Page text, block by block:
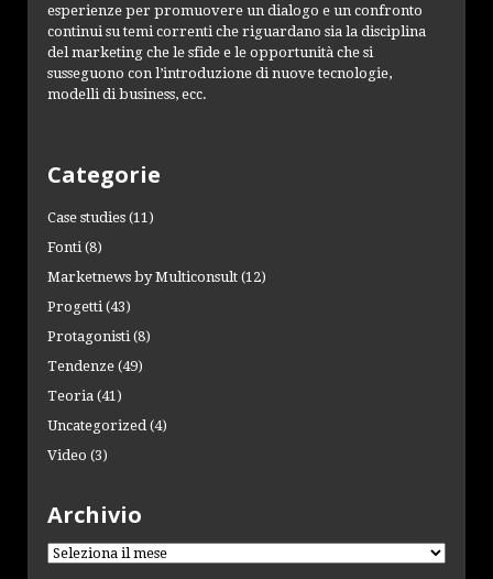
esperienze per promuovere un dialogo e un confronto
continui su temi correnti che riguardano sia la disciplina
del marketing che le sfide e le opportunità che si
susseguono con l’introduzione di nuove tecnologie,
modelli di business, ecc.
Categorie
Case studies(11)
Fonti(8)
Marketnews by Multiconsult(12)
Progetti(43)
Protagonisti(8)
Tendenze(49)
Teoria(41)
Uncategorized(4)
Video (3)
Archivio
Archivio